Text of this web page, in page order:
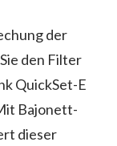
der
den Filter
QuickSet-E
Bajonett-
dieser